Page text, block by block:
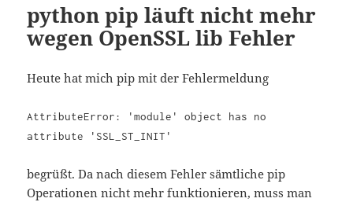
python pip läuft nicht mehr
wegen OpenSSL lib Fehler
Heute hat mich pip mit der Fehlermeldung
AttributeError: 'module' object has no
attribute 'SSL_ST_INIT'
begrüßt. Da nach diesem Fehler sämtliche pip
Operationen nicht mehr funktionieren, muss man